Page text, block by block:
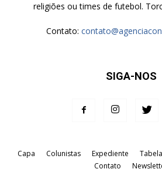
religiões ou times de futebol.
Contato:
SIGA-NOS
Capa Colunistas Expediente
Contato